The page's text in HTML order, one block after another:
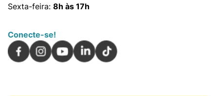
Sexta-feira: 8h às 17h
Conecte-se!